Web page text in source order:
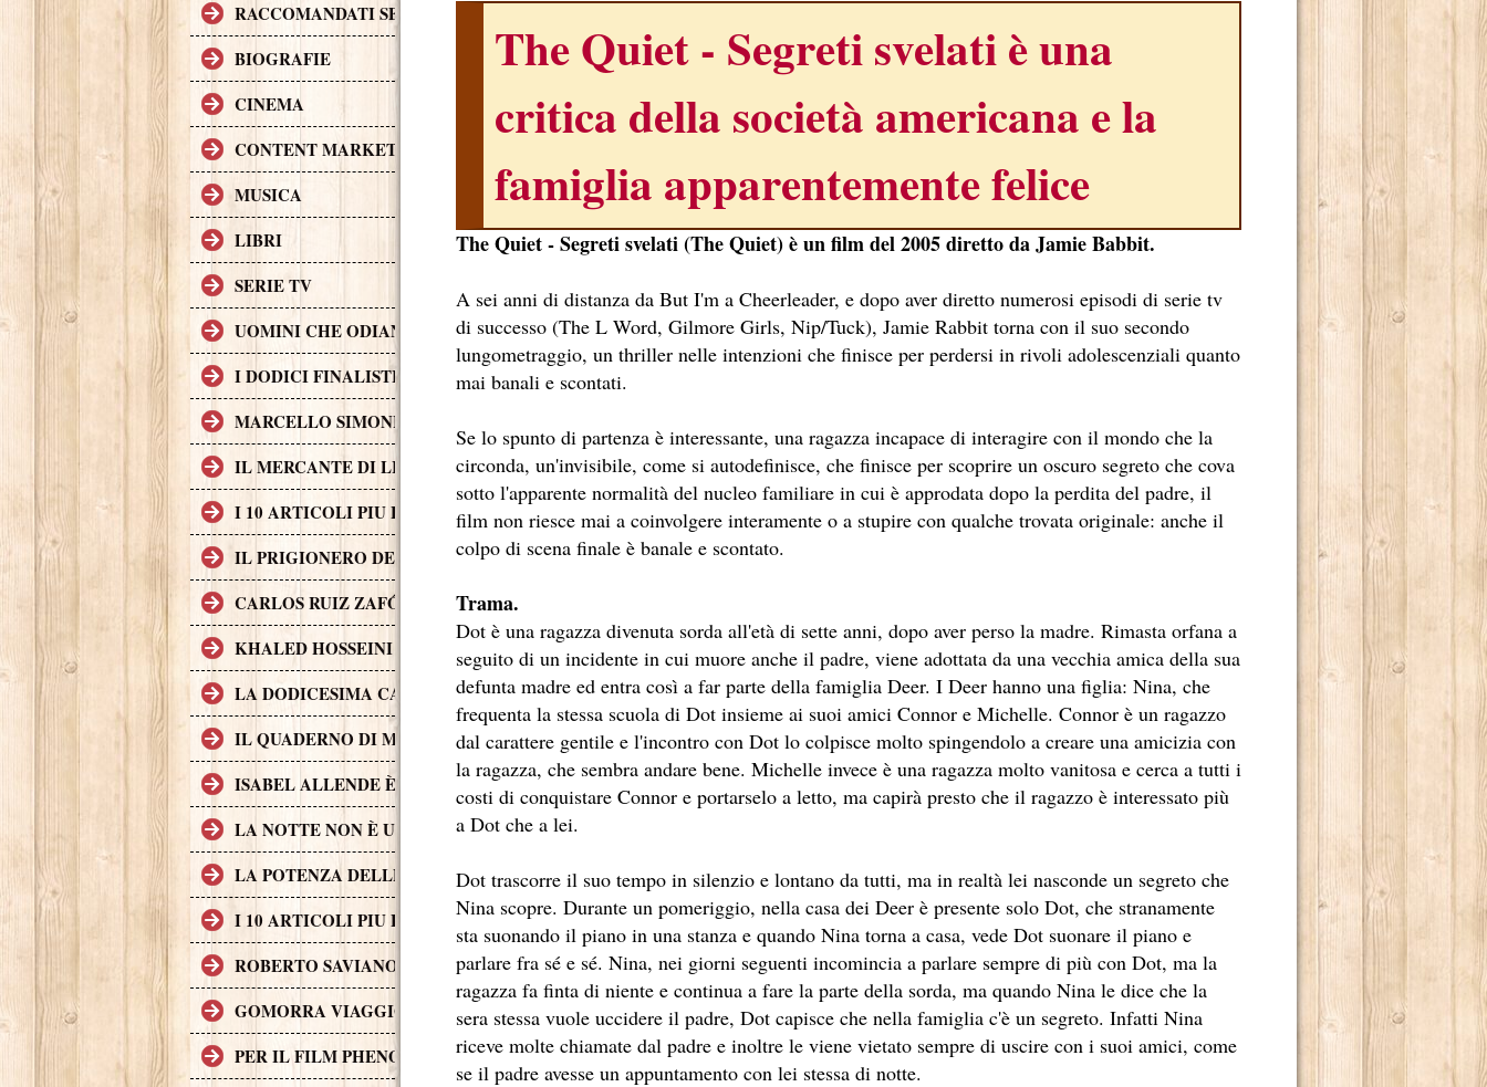
RACCOMANDATI SE TI PIACCIONO
BIOGRAFIE
CINEMA
CONTENT MARKETING.
MUSICA
LIBRI
SERIE TV
UOMINI CHE ODIANO LE DONNE
I DODICI FINALISTI IN DELLA SESSANTASETTESIMA EDIZIONE DEL PREMIO STREGA.
MARCELLO SIMONI GIOVANE SCRITTORE ORMAI NON PIU ESORDIENTE, BENSI AMPIAMENTE RADICATO NEL NOSTRO PAESE.
IL MERCANTE DI LIBRI MALEDETTI RAPPRESENTA L'ESORDIO ENIGMATICO E AVVINCENTE DI MARCELLO SIMONI.
I 10 ARTICOLI PIU LETTI SUL SITO RACCOMANDATI SE TI PIACCIONO NEL MESE DI APRILE 2013.
IL PRIGIONERO DEL CIELO, TERZO CAPITOLO DI QUELLA CHE DOVREBBE ESSERE LA QUADRILOGIA DI CARLOS RUIZ ZAFÓN.
CARLOS RUIZ ZAFÓN TRADOTTO IN OLTRE 40 LINGUE, LE SUE OPERE HANNO CONQUISTATO MILIONI DI LETTORI E NUMEROSI PREMI NEI CINQUE
KHALED HOSSEINI L'AUTORE DEL LIBRO CAMPIONE DI VENDITE, IL CACCIATORE DI AQUILONI.
LA DODICESIMA CARTA È IL SESTO LIBRO DI JEFFERY DEAVER DEDICATO AL CRIMINOLOGO TETRAPLEGICO LINCOLN RHYME.
IL QUADERNO DI MAYA È UN ROMANZO ATIPICO, UN VIAGGIO INTERIORE DI ISABEL ALLENDE NELL'INCONTAMINATO ARCIPELAGO DI CHILOÉ.
ISABEL ALLENDE È UNA DELLE AUTRICI LATINOAMERICANE DI MAGGIOR SUCCESSO AL MONDO.
LA NOTTE NON È UN POSTO SICURO, UNO PSICOPATICO ASSOLDATO DAL POTERE PER POTER INCASTRARE UN PEZZO GROSSO DELLA MAFIA
LA POTENZA DELLE STORIE LOVECRAFTIANE RISIEDE QUASI ESCLUSIVAMENTE NELLA SUA ENORME CAPACITÀ DI CONTROLLARE “LA SCRITTURA”.
I 10 ARTICOLI PIU LETTI SUL SITO RACCOMANDATI SE TI PIACCIONO NEL MESE DI MAGGIO 2013.
ROBERTO SAVIANO, II CASO GOMORRA, LE MINACCE E LA VITA SOTTO SCORTA.
GOMORRA VIAGGIO NELL'IMPERO ECONOMICO E NEL SOGNO DI DOMINIO DELLA CAMORRA.
PER IL FILM PHENOMENA SONO STATI UTILIZZATI 40 MILIONI DI INSETTI APPOSITAMENTE ALLEVATI.
The Quiet - Segreti svelati è una
critica della società americana e la
famiglia apparentemente felice
The Quiet - Segreti svelati (The Quiet) è un film del 2005 diretto da Jamie Babbit.
A sei anni di distanza da But I'm a Cheerleader, e dopo aver diretto numerosi episodi di serie tv
di successo (The L Word, Gilmore Girls, Nip/Tuck), Jamie Rabbit torna con il suo secondo
lungometraggio, un thriller nelle intenzioni che finisce per perdersi in rivoli adolescenziali quanto
mai banali e scontati.
Se lo spunto di partenza è interessante, una ragazza incapace di interagire con il mondo che la
circonda, un'invisibile, come si autodefinisce, che finisce per scoprire un oscuro segreto che cova
sotto l'apparente normalità del nucleo familiare in cui è approdata dopo la perdita del padre, il
film non riesce mai a coinvolgere interamente o a stupire con qualche trovata originale: anche il
colpo di scena finale è banale e scontato.
Trama.
Dot è una ragazza divenuta sorda all'età di sette anni, dopo aver perso la madre. Rimasta orfana a
seguito di un incidente in cui muore anche il padre, viene adottata da una vecchia amica della sua
defunta madre ed entra così a far parte della famiglia Deer. I Deer hanno una figlia: Nina, che
frequenta la stessa scuola di Dot insieme ai suoi amici Connor e Michelle. Connor è un ragazzo
dal carattere gentile e l'incontro con Dot lo colpisce molto spingendolo a creare una amicizia con
la ragazza, che sembra andare bene. Michelle invece è una ragazza molto vanitosa e cerca a tutti i
costi di conquistare Connor e portarselo a letto, ma capirà presto che il ragazzo è interessato più
a Dot che a lei.
Dot trascorre il suo tempo in silenzio e lontano da tutti, ma in realtà lei nasconde un segreto che
Nina scopre. Durante un pomeriggio, nella casa dei Deer è presente solo Dot, che stranamente
sta suonando il piano in una stanza e quando Nina torna a casa, vede Dot suonare il piano e
parlare fra sé e sé. Nina, nei giorni seguenti incomincia a parlare sempre di più con Dot, ma la
ragazza fa finta di niente e continua a fare la parte della sorda, ma quando Nina le dice che la
sera stessa vuole uccidere il padre, Dot capisce che nella famiglia c'è un segreto. Infatti Nina
riceve molte chiamate dal padre e inoltre le viene vietato sempre di uscire con i suoi amici, come
se il padre avesse un appuntamento con lei stessa di notte.